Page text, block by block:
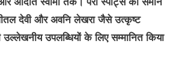
और अदिति स्वामी तक। पैरा स्पोर्ट्स को समान
देवी और अवनि लेखरा जैसे उत्कृष्ट
उपलब्धियों के लिए सम्मानित किया